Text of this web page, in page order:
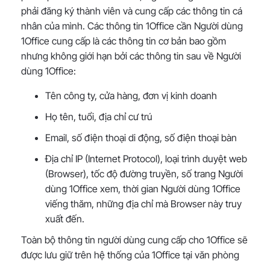
phải đăng ký thành viên và cung cấp các thông tin cá
nhân của mình. Các thông tin 1Office cần Người dùng
1Office cung cấp là các thông tin cơ bản bao gồm
nhưng không giới hạn bởi các thông tin sau về Người
dùng 1Office:
Tên công ty, cửa hàng, đơn vị kinh doanh
Họ tên, tuổi, địa chỉ cư trú
Email, số điện thoại di động, số điện thoại bàn
Địa chỉ IP (Internet Protocol), loại trình duyệt web
(Browser), tốc độ đường truyền, số trang Người
dùng 1Office xem, thời gian Người dùng 1Office
viếng thăm, những địa chỉ mà Browser này truy
xuất đến.
Toàn bộ thông tin người dùng cung cấp cho 1Office sẽ
được lưu giữ trên hệ thống của 1Office tại văn phòng